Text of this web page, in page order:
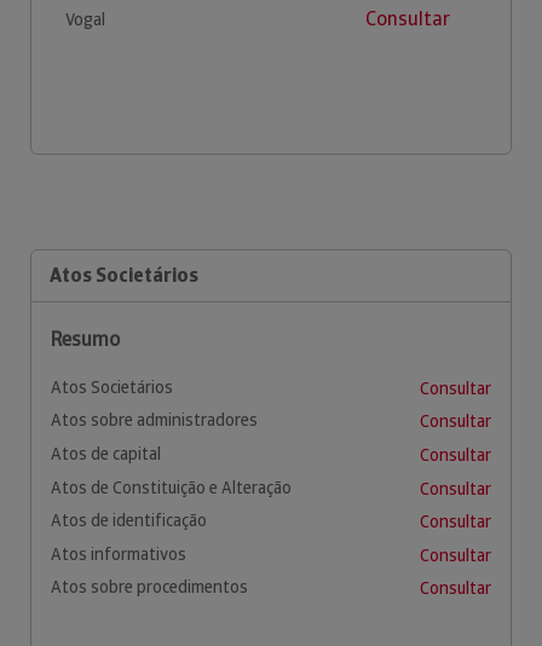
Vogal Consultar
Atos Societários
Resumo
Atos Societários
Consultar
Atos sobre administradores
Consultar
Atos de capital
Consultar
Atos de Constituição e Alteração
Consultar
Atos de identificação
Consultar
Atos informativos
Consultar
Atos sobre procedimentos
Consultar